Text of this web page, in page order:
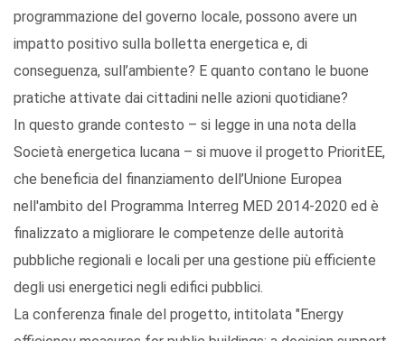
programmazione del governo locale, possono avere un
impatto positivo sulla bolletta energetica e, di
conseguenza, sull’ambiente? E quanto contano le buone
pratiche attivate dai cittadini nelle azioni quotidiane?
In questo grande contesto – si legge in una nota della
Società energetica lucana – si muove il progetto PrioritEE,
che beneficia del finanziamento dell’Unione Europea
nell'ambito del Programma Interreg MED 2014-2020 ed è
finalizzato a migliorare le competenze delle autorità
pubbliche regionali e locali per una gestione più efficiente
degli usi energetici negli edifici pubblici.
La conferenza finale del progetto, intitolata "Energy